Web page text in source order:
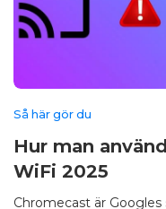
Så här gör du
Hur man
WiFi 2025
Chromecast är